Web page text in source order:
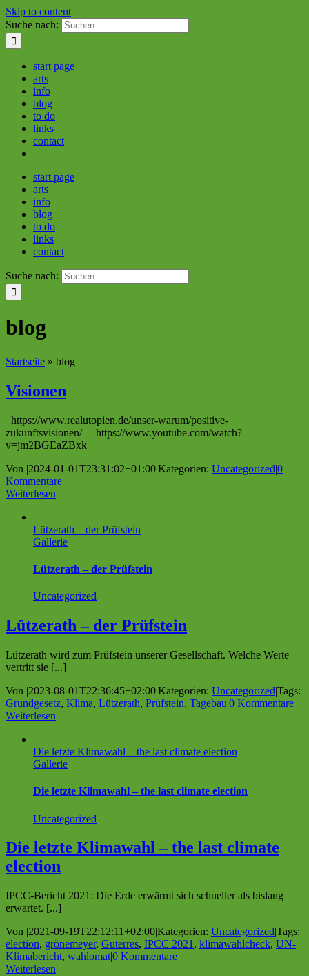
Skip to content
Suche nach:
start page
arts
info
blog
to do
links
contact
start page
arts
info
blog
to do
links
contact
Suche nach:
blog
Startseite » blog
Visionen
https://www.realutopien.de/unser-warum/positive-
zukunftsvisionen/ https://www.youtube.com/watch?
v=jm2BGEaZBxk
Von |2024-01-01T23:31:02+01:00|Kategorien: Uncategorized|0
Kommentare
Weiterlesen
Lützerath – der Prüfstein
Gallerie
Lützerath – der Prüfstein
Uncategorized
Lützerath – der Prüfstein
Lützerath wird zum Prüfstein unserer Gesellschaft. Welche Werte
vertritt sie [...]
Von |2023-08-01T22:36:45+02:00|Kategorien: Uncategorized|Tags:
Grundgesetz, Klima, Lützerath, Prüfstein, Tagebau|0 Kommentare
Weiterlesen
Die letzte Klimawahl – the last climate election
Gallerie
Die letzte Klimawahl – the last climate election
Uncategorized
Die letzte Klimawahl – the last climate
election
IPCC-Bericht 2021: Die Erde erwärmt sich schneller als bislang
erwartet. [...]
Von |2021-09-19T22:12:11+02:00|Kategorien: Uncategorized|Tags:
election, grönemeyer, Guterres, IPCC 2021 , klimawahlcheck, UN-
Klimabericht, wahlomat|0 Kommentare
Weiterlesen